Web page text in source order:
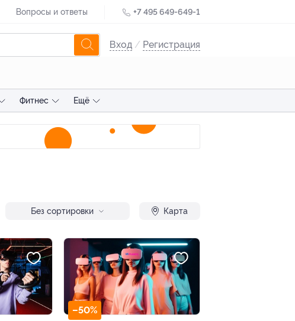
Вопросы и ответы +7 495 649-649-1
Вход / Регистрация
Фитнес Ещё
Без сортировки Карта
–50%